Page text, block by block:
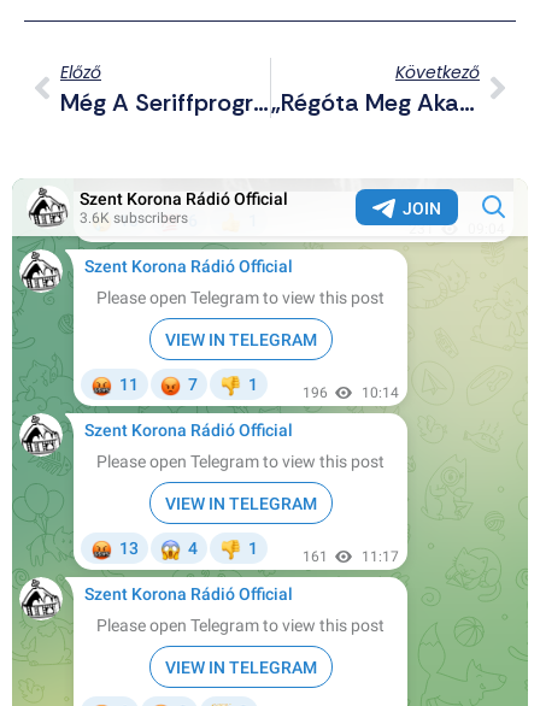
Előző
Még A Seriffprogramból Is Kitették A Propaganda Ellen Fellépő Kiváló Rendőrt
Következő
„Régóta Meg Akartam D*gni Egy Fehér Nőt!” – Európa Tálcán Kínálja Fel Lányait A Migránsok Számára